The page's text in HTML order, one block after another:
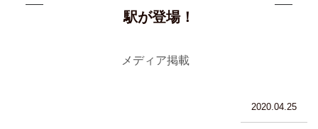
駅が登場！
メディア掲載
2020.04.25